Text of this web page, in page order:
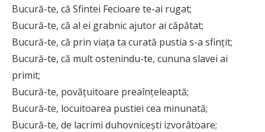
Bucură-te, că Sfintei Fecioare te-ai rugat;
Bucură-te, că al ei grabnic ajutor ai căpătat;
Bucură-te, că prin viața ta curată pustia s-a sfințit;
Bucură-te, că mult ostenindu-te, cununa slavei ai
primit;
Bucură-te, povățuitoare preaînțeleaptă;
Bucură-te, locuitoarea pustiei cea minunată;
Bucură-te, de lacrimi duhovnicești izvorâtoare;